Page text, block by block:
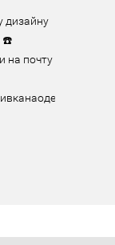
дизайну
☎️
на почту